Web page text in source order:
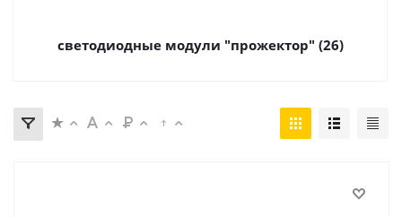
светодиодные модули "прожектор" (26)